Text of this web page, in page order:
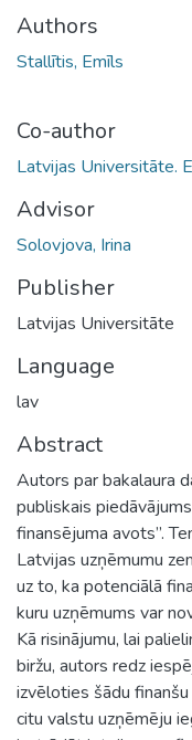
Authors
Stallītis, Emīls
Co-author
Latvijas Universitāte.
Advisor
Solovjova, Irina
Publisher
Latvijas Universitāte
Language
lav
Abstract
Autors par bakalaura
publiskais
finansējuma avots”.
Latvijas uzņēmumu
uz to, ka potenciālā
kuru uzņēmums var
Kā risinājumu, lai
biržu, autors redz
izvēloties šādu
citu valstu uzņēmēju